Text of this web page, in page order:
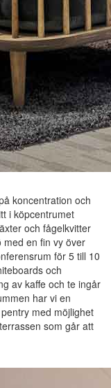
koncentration och
i köpcentrumet
och fågelkvitter
med en fin vy över
för 5 till 10
och
av kaffe och te ingår
har vi en
med möjlighet
som går att